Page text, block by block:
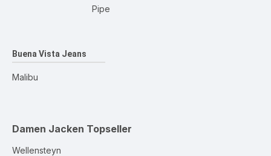
Pipe
Buena Vista Jeans
Malibu
Damen Jacken Topseller
Wellensteyn